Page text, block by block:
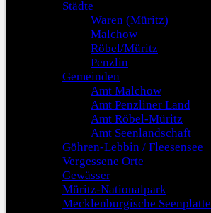
Städte
Waren (Müritz)
Malchow
Röbel/Müritz
Penzlin
Gemeinden
Amt Malchow
Amt Penzliner Land
Amt Röbel-Müritz
Amt Seenlandschaft
Göhren-Lebbin / Fleesensee
Vergessene Orte
Gewässer
Müritz-Nationalpark
Mecklenburgische Seenplatte